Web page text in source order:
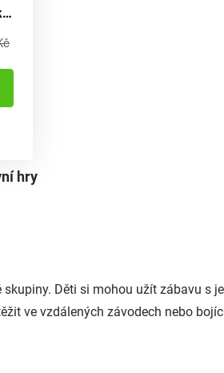
Raptor Ovládaný Diaľkovým Ovládačem 45 cm, sivý, Wiky Diaľkové Ovládanie, W007727
hry
Děti si mohou užít zábavu s
ve vzdálených závodech nebo